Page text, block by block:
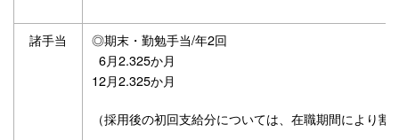
諸手当
◎期末・勤勉手当/年2回
6月2.325か月
12月2.325か月
（採用後の初回支給分については、在職期間により割